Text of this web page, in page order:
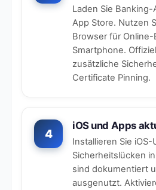
Laden Sie
App Store. Nutzen
Browser für
Smartphone.
zusätzliche
Certificate Pinning.
4
iOS und Apps
Installieren Sie
Sicherheitslücken
sind dokumentiert
ausgenutzt.